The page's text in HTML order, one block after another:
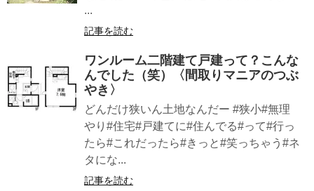
...
記事を読む
ワンルーム二階建て戸建って？こんな
んでした（笑）〈間取りマニアのつぶ
やき〉
どんだけ狭いん土地なんだー #狭小#無理
やり#住宅#戸建てに#住んでる#って#行っ
たら#これだったら#きっと#笑っちゃう#ネ
タにな...
記事を読む